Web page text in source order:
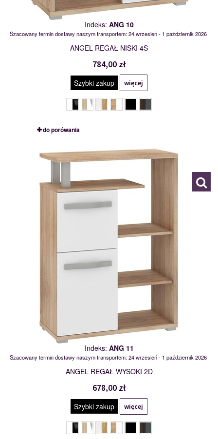
Indeks: ANG 10
Szacowany termin dostawy naszym transportem: 24 wrzesień - 1 październik 2026
ANGEL REGAŁ NISKI 4S
784,00 zł
Szybki zakup więcej
do porówania
111169
Indeks: ANG 11
Szacowany termin dostawy naszym transportem: 24 wrzesień - 1 październik 2026
ANGEL REGAŁ WYSOKI 2D
678,00 zł
Szybki zakup więcej